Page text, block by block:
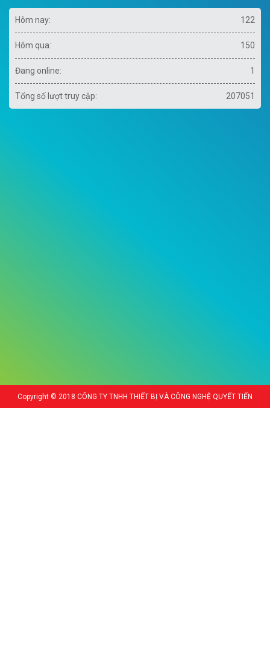
122
Hôm nay:
150
Hôm qua:
1
Đang online:
207051
Tổng số lượt truy cập:
Copyright © 2018 CÔNG TY TNHH THIẾT BỊ VÀ CÔNG NGHỆ QUYẾT TIẾN